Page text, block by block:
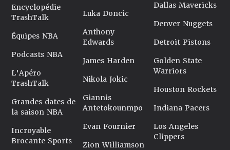
Encyclopédie
TrashTalk
Équipes NBA
Podcasts NBA
L'Apéro
TrashTalk
Grandes dates de
la saison NBA
Incroyable
Brocante Sports
Luka Doncic
Anthony
Edwards
James Harden
Nikola Jokic
Giannis
Antetokounmpo
Evan Fournier
Zion Williamson
Dallas Mavericks
Denver Nuggets
Detroit Pistons
Golden State
Warriors
Houston Rockets
Indiana Pacers
Los Angeles
Clippers